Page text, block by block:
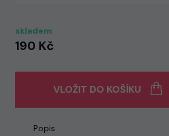
skladem
190 Kč
VLOŽIT DO KOŠÍKU
Popis